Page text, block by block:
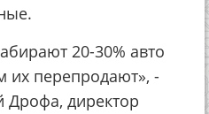
20-30% авто
их перепродают», -
Дрофа, директор